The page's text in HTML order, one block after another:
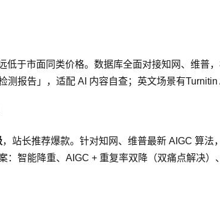
低于市面同类价格。数据库全面对接知网、维普
报告」，适配 AI 内容自查；英文场景有Turnitin
，站长推荐爆款。针对知网、维普最新 AIGC 算法
：智能降重、AIGC + 重复率双降（双痛点解决